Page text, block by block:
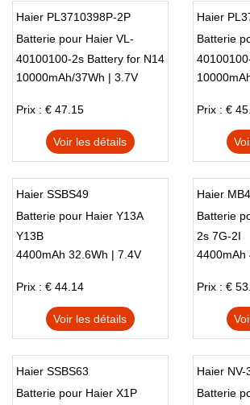
Haier PL3710398P-2P
Batterie pour Haier VL-
40100100-2s Battery for N14
NB44 360
10000mAh/37Wh | 3.7V
Prix : € 47.15
Voir les détails
Haier
Batterie
N14
Prix : €
Haier SSBS49
Batterie pour Haier Y13A
Y13B
4400mAh 32.6Wh | 7.4V
Prix : € 44.14
Voir les détails
Haier
Batterie
2s 7G-2I
4400mAh
Prix : €
Haier SSBS63
Batterie pour Haier X1P
Haier
Batterie